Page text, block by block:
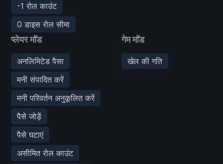
-1 रोल काउंट
0 डाइस रोल सीमा
प्लेयर मॉड
अनलिमिटेड पैसा
मनी संपादित करें
मनी परिवर्तन अनुकूलित करें
पैसे जोड़ें
पैसे घटाएं
असीमित रोल काउंट
गेम मॉड
खेल की गति